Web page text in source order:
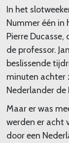
In het
Nummer één in
Pierre
de professor.
beslissende
minuten achter
Nederlander de
Maar er was
werden er acht
door een